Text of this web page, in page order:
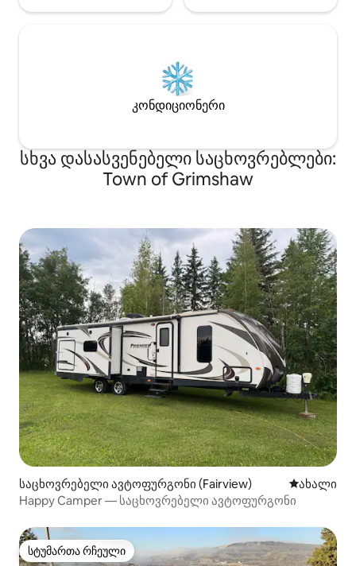
კონდიციონერი
სხვა დასასვენებელი საცხოვრებლები:
Town of Grimshaw
საცხოვრებელი ავტოფურგონი (Fairview) ახლად
ახალი
Happy Camper — საცხოვრებელი ავტოფურგონი
სტუმართა რჩეული
სტუმართა რჩეული